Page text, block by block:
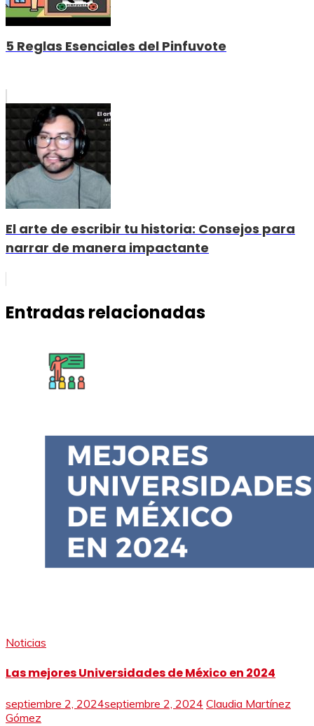
5 Reglas Esenciales del Pinfuvote
El arte de escribir tu historia: Consejos para
narrar de manera impactante
Entradas relacionadas
Noticias
Las mejores Universidades de México en 2024
septiembre 2, 2024septiembre 2, 2024 Claudia Martínez
Gómez